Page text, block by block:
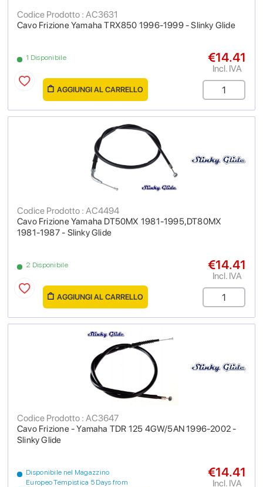
Cavo Frizione Yamaha TRX850 1996-1999 - Slinky Glide
Codice Prodotto : AC3631
1 Disponibile €14.41
Incl. IVA
AGGIUNGI AL CARRELLO
Cavo Frizione Yamaha DT50MX 1981-1995,DT80MX
1981-1987 - Slinky Glide
Codice Prodotto : AC4494
2 Disponibile €14.41
Incl. IVA
AGGIUNGI AL CARRELLO
Cavo Frizione - Yamaha TDR 125 4GW/5AN 1996-2002 -
Slinky Glide
Codice Prodotto : AC3647
Disponibile nel Magazzino
Europeo Tempistica 5 Days from
€14.41
Incl. IVA